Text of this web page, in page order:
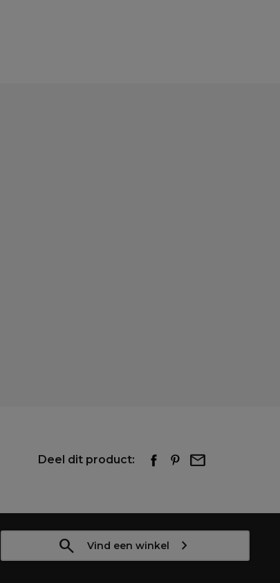
Deel dit product:
Vind een winkel